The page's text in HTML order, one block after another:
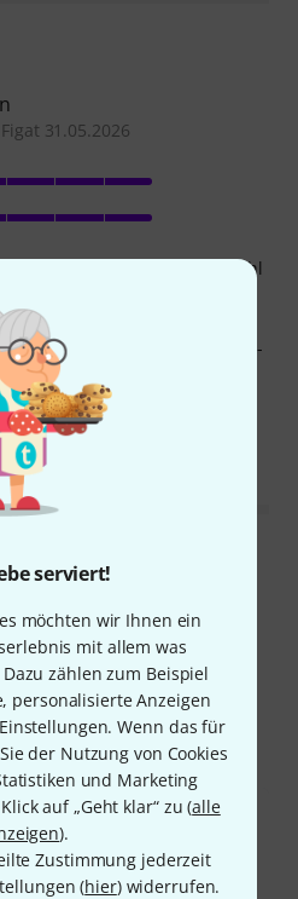
serviert!
möchten wir Ihnen ein
mit allem was
zählen zum Beispiel
personalisierte Anzeigen
Wenn das für
der Nutzung von Cookies
und Marketing
auf „Geht klar“ zu (alle
).
Zustimmung jederzeit
(hier) widerrufen.
31.05.2026
Unterschied im Bogengefühl
führt sich fast von selbst.
sehr berechenbar und
Wärme eines Fernambucus-
hervorragend für lange
MELDEN
lesen
gewusst?
Ratgeber